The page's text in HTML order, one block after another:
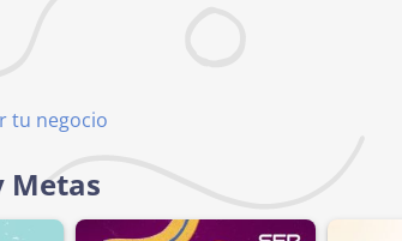
tu negocio
Metas